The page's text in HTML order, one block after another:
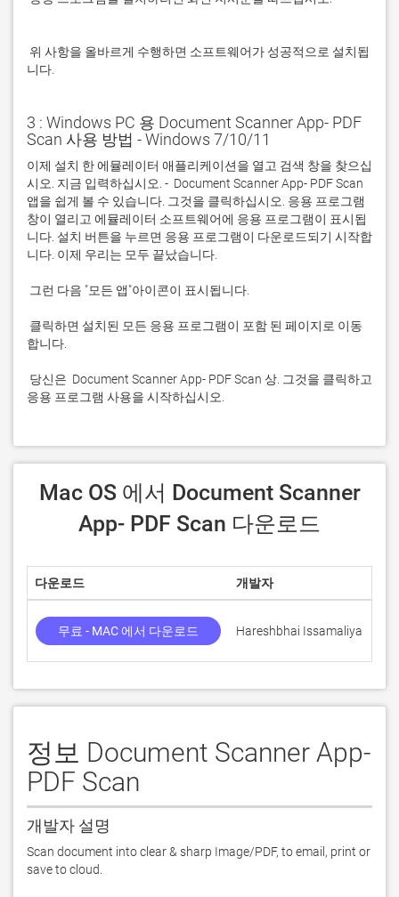
니다.
3 : Windows PC 용 Document Scanner App- PDF
Scan 사용 방법 - Windows 7/10/11
이제 설치 한 에뮬레이터 애플리케이션을 열고 검색 창을 찾으십
시오. 지금 입력하십시오. -  Document Scanner App- PDF Scan
앱을 쉽게 볼 수 있습니다. 그것을 클릭하십시오. 응용 프로그램
창이 열리고 에뮬레이터 소프트웨어에 응용 프로그램이 표시됩
니다. 설치 버튼을 누르면 응용 프로그램이 다운로드되기 시작합
응용 프로그램 사용을 시작하십시오.
App- PDF Scan 다운로드
다운로드 개발자
무료 - MAC 에서 다운로드 Hareshbhai Issamaliya
정보 Document Scanner App-
PDF Scan
개발자 설명
Scan document into clear & sharp Image/PDF, to email, print or
save to cloud.